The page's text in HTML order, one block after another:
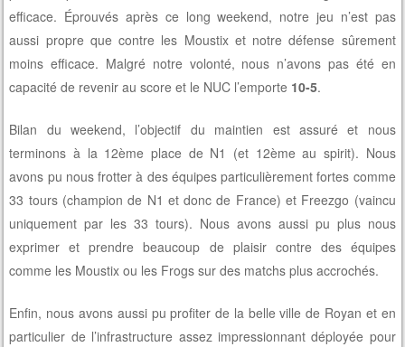
efficace. Éprouvés après ce long weekend, notre jeu n’est pas
aussi propre que contre les Moustix et notre défense sûrement
moins efficace. Malgré notre volonté, nous n’avons pas été en
capacité de revenir au score et le NUC l’emporte 10-5.
Bilan du weekend, l’objectif du maintien est assuré et nous
terminons à la 12ème place de N1 (et 12ème au spirit). Nous
avons pu nous frotter à des équipes particulièrement fortes comme
33 tours (champion de N1 et donc de France) et Freezgo (vaincu
uniquement par les 33 tours). Nous avons aussi pu plus nous
exprimer et prendre beaucoup de plaisir contre des équipes
comme les Moustix ou les Frogs sur des matchs plus accrochés.
Enfin, nous avons aussi pu profiter de la belle ville de Royan et en
particulier de l’infrastructure assez impressionnant déployée pour